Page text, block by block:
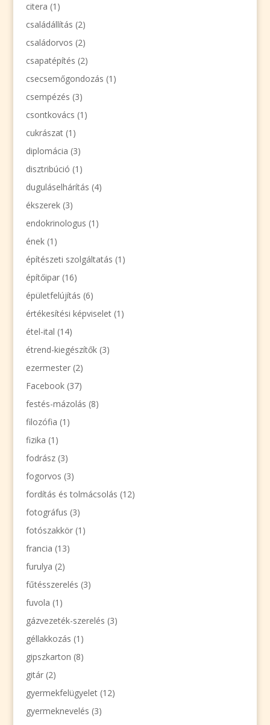
citera (1)
családállítás (2)
családorvos (2)
csapatépítés (2)
csecsemőgondozás (1)
csempézés (3)
csontkovács (1)
cukrászat(1)
diplomácia (3)
disztribúció (1)
duguláselhárítás (4)
ékszerek(3)
endokrinologus (1)
ének(1)
építészeti szolgáltatás (1)
építőipar(16)
épületfelújítás (6)
értékesítési képviselet(1)
étel-ital (14)
étrend-kiegészítők(3)
ezermester(2)
Facebook(37)
festés-mázolás (8)
filozófia (1)
fizika (1)
fodrász(3)
fogorvos (3)
fordítás és tolmácsolás (12)
fotográfus (3)
fotószakkör(1)
francia (13)
furulya (2)
fűtésszerelés (3)
fuvola (1)
gázvezeték-szerelés (3)
géllakkozás (1)
gipszkarton (8)
gitár(2)
gyermekfelügyelet(12)
gyermeknevelés (3)